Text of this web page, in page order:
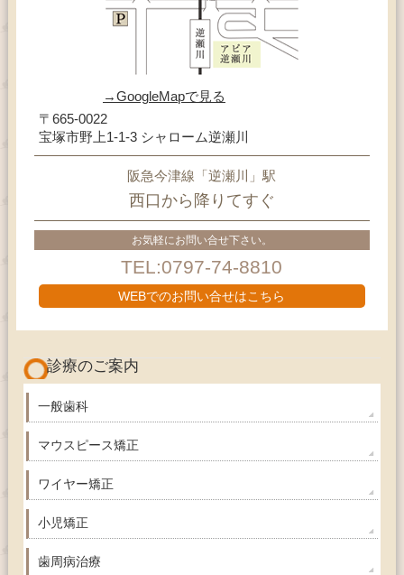
→GoogleMapで見る
〒665-0022
宝塚市野上1-1-3 シャローム逆瀬川
阪急今津線「逆瀬川」駅
西口から降りてすぐ
お気軽にお問い合せ下さい。
TEL:0797-74-8810
WEBでのお問い合せはこちら
診療のご案内
一般歯科
マウスピース矯正
ワイヤー矯正
小児矯正
歯周病治療